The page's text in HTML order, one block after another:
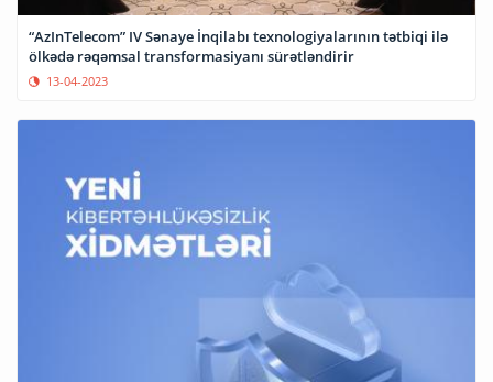
“AzInTelecom” IV Sənaye İnqilabı texnologiyalarının tətbiqi ilə
ölkədə rəqəmsal transformasiyanı sürətləndirir
13-04-2023